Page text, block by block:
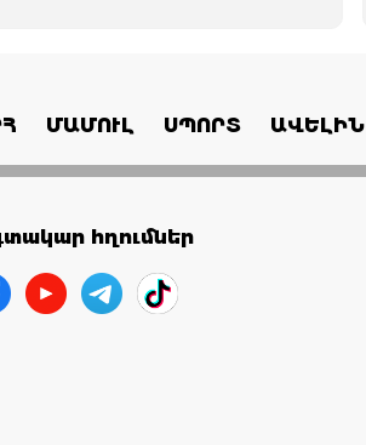
ՄԱՄՈՒԼ ՍՊՈՐՏ ԱՎԵԼԻՆ
հղումներ